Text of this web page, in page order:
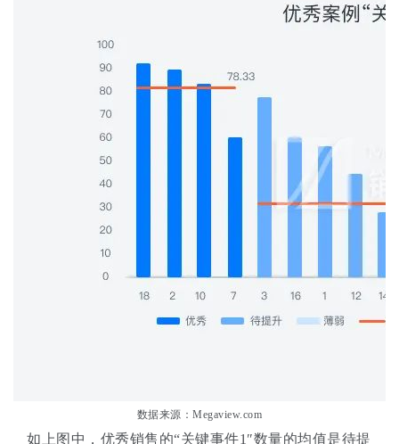
数据来源：Megaview.com
如上图中，优秀销售的“关键事件1″数量的均值是待提